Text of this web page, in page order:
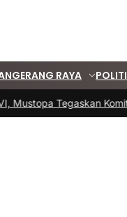
RAYA
Mustopa Tegaskan